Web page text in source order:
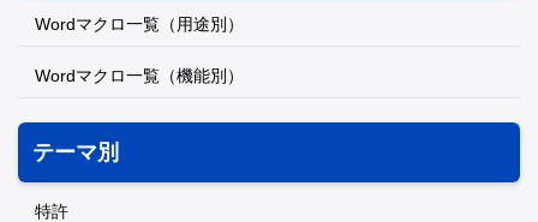
Wordマクロ一覧（用途別）
Wordマクロ一覧（機能別）
テーマ別
特許